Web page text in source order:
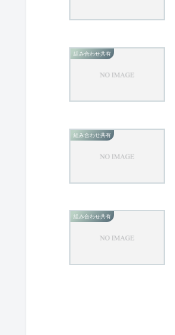
組み合わせ共有
組み合わせ共有
組み合わせ共有